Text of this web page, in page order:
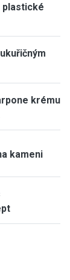
plastické
krému
kameni